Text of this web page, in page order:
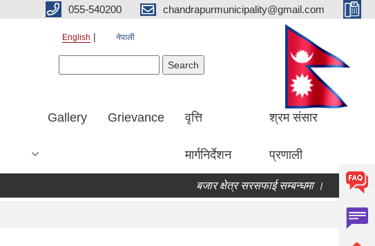
055-540200 chandrapurmunicipality@gmail.com
English नेपाली
Gallery Grievance वृत्ति
मार्गनिर्देशन
श्रम संसार
प्रणाली
बजार क्षेत्र सरसफाई सम्बन्धमा ।